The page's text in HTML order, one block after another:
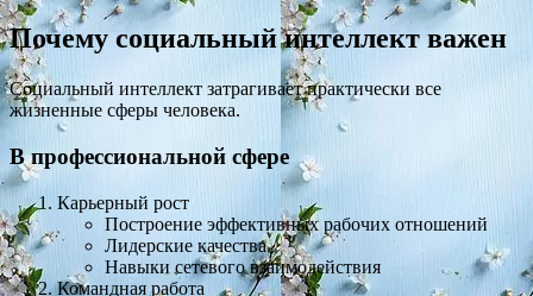
Почему социальный интеллект важен
Социальный интеллект затрагивает практически все
жизненные сферы человека.
В профессиональной сфере
Карьерный рост
Построение эффективных рабочих отношений
Лидерские качества
Навыки сетевого взаимодействия
Командная работа